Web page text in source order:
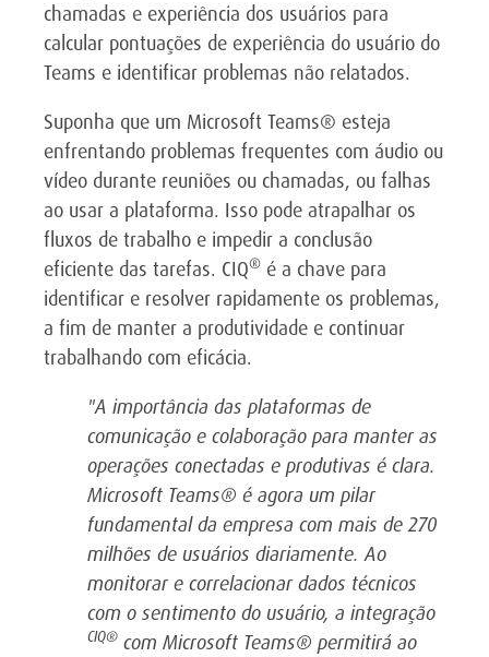
chamadas e experiência dos usuários para
calcular pontuações de experiência do usuário do
Teams e identificar problemas não relatados.
Suponha que um Microsoft Teams® esteja
enfrentando problemas frequentes com áudio ou
vídeo durante reuniões ou chamadas, ou falhas
ao usar a plataforma. Isso pode atrapalhar os
fluxos de trabalho e impedir a conclusão
eficiente das tarefas. CIQ® é a chave para
identificar e resolver rapidamente os problemas,
a fim de manter a produtividade e continuar
trabalhando com eficácia.
"A importância das plataformas de
comunicação e colaboração para manter as
operações conectadas e produtivas é clara.
Microsoft Teams® é agora um pilar
fundamental da empresa com mais de 270
milhões de usuários diariamente. Ao
monitorar e correlacionar dados técnicos
com o sentimento do usuário, a integração
CIQ® com Microsoft Teams® permitirá ao